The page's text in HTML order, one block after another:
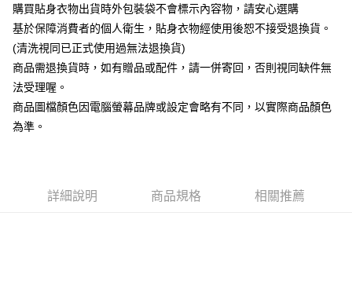
每筆NT$65，滿NT$599(含以上)免運費
7-11付款取貨
每筆NT$65，滿NT$599(含以上)免運費
宅配
每筆NT$80，滿NT$599(含以上)免運費
購買貼身衣物出貨時外包裝袋不會標示內容物，請安心選購
基於保障消費者的個人衛生，貼身衣物經使用後恕不接受退換貨。
(清洗視同已正式使用過無法退換貨)
商品需退換貨時，如有贈品或配件，請一併寄回，否則視同缺件無
法受理喔。
商品圖檔顏色因電腦螢幕品牌或設定會略有不同，以實際商品顏色
為準。
詳細說明 商品規格 相關推薦